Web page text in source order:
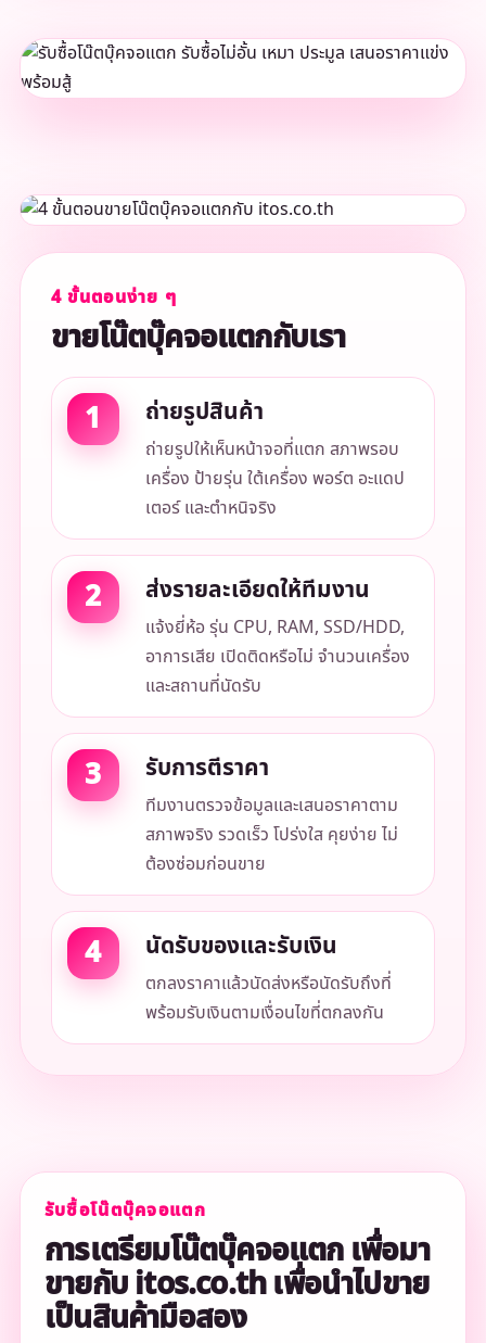
4 ขั้นตอนง่าย ๆ
ขายโน๊ตบุ๊คจอแตกกับเรา
ถ่ายรูปสินค้า
ถ่ายรูปให้เห็นหน้าจอที่แตก สภาพรอบ
เครื่อง ป้ายรุ่น ใต้เครื่อง พอร์ต อะแดป
เตอร์ และตำหนิจริง
ส่งรายละเอียดให้ทีมงาน
แจ้งยี่ห้อ รุ่น CPU, RAM, SSD/HDD,
อาการเสีย เปิดติดหรือไม่ จำนวนเครื่อง
และสถานที่นัดรับ
รับการตีราคา
ทีมงานตรวจข้อมูลและเสนอราคาตาม
สภาพจริง รวดเร็ว โปร่งใส คุยง่าย ไม่
ต้องซ่อมก่อนขาย
นัดรับของและรับเงิน
ตกลงราคาแล้วนัดส่งหรือนัดรับถึงที่
พร้อมรับเงินตามเงื่อนไขที่ตกลงกัน
รับซื้อโน๊ตบุ๊คจอแตก
การเตรียมโน๊ตบุ๊คจอแตก เพื่อมา
ขายกับ itos.co.th เพื่อนำไปขาย
เป็นสินค้ามือสอง